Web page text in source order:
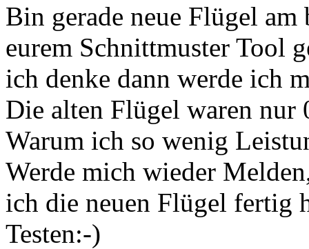
Bin gerade neue Flügel
eurem Schnittmuster Tool
ich denke dann werde ich
Die alten Flügel waren nur
Warum ich so wenig
Werde mich wieder
ich die neuen Flügel fertig
Testen:-)